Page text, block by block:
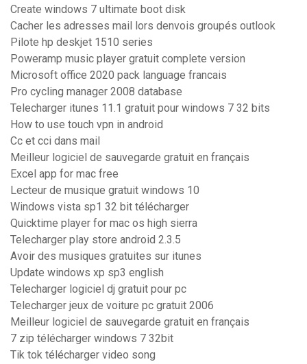
Create windows 7 ultimate boot disk
Cacher les adresses mail lors denvois groupés outlook
Pilote hp deskjet 1510 series
Poweramp music player gratuit complete version
Microsoft office 2020 pack language francais
Pro cycling manager 2008 database
Telecharger itunes 11.1 gratuit pour windows 7 32 bits
How to use touch vpn in android
Cc et cci dans mail
Meilleur logiciel de sauvegarde gratuit en français
Excel app for mac free
Lecteur de musique gratuit windows 10
Windows vista sp1 32 bit télécharger
Quicktime player for mac os high sierra
Telecharger play store android 2.3.5
Avoir des musiques gratuites sur itunes
Update windows xp sp3 english
Telecharger logiciel dj gratuit pour pc
Telecharger jeux de voiture pc gratuit 2006
Meilleur logiciel de sauvegarde gratuit en français
7 zip télécharger windows 7 32bit
Tik tok télécharger video song